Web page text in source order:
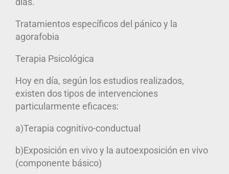
Tratamientos específicos del pánico y la
agorafobia
Terapia Psicológica
Hoy en día, según los estudios realizados,
existen dos tipos de intervenciones
particularmente eficaces:
a)Terapia cognitivo-conductual
b)Exposición en vivo y la autoexposición en vivo
(componente básico)